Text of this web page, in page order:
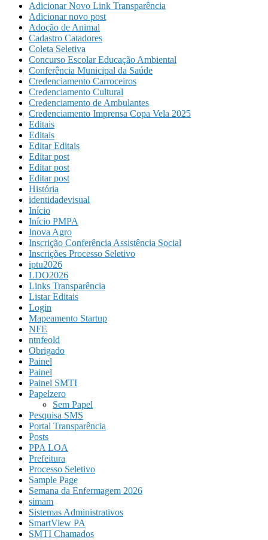
Adicionar Novo Link Transparência
Adicionar novo post
Adoção de Animal
Cadastro Catadores
Coleta Seletiva
Concurso Escolar Educação Ambiental
Conferência Municipal da Saúde
Credenciamento Carroceiros
Credenciamento Cultural
Credenciamento de Ambulantes
Credenciamento Imprensa Copa Vela 2025
Editais
Editais
Editar Editais
Editar post
Editar post
Editar post
História
identidadevisual
Início
Início PMPA
Inova Agro
Inscrição Conferência Assistência Social
Inscrições Processo Seletivo
iptu2026
LDO2026
Links Transparência
Listar Editais
Login
Mapeamento Startup
NFE
ntnfeold
Obrigado
Painel
Painel
Painel SMTI
Papelzero
Sem Papel
Pesquisa SMS
Portal Transparência
Posts
PPA LOA
Prefeitura
Processo Seletivo
Sample Page
Semana da Enfermagem 2026
simam
Sistemas Administrativos
SmartView PA
SMTI Chamados